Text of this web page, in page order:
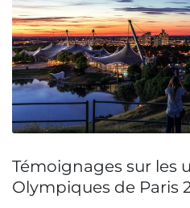
Témoignages sur les
Olympiques de Paris